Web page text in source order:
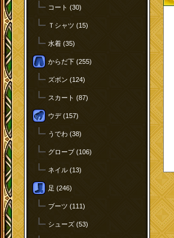
コート (30)
Ｔシャツ (15)
水着 (35)
からだ下 (255)
ズボン (124)
スカート (87)
ウデ (157)
うでわ (38)
グローブ (106)
ネイル (13)
足 (246)
ブーツ (111)
シューズ (53)